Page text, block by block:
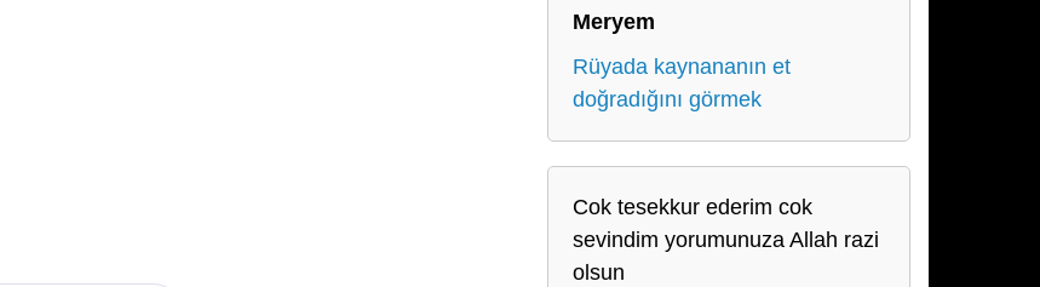
Meryem
Rüyada kaynananın et
doğradığını görmek
Cok tesekkur ederim cok
sevindim yorumunuza Allah razi
olsun